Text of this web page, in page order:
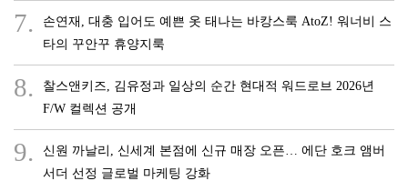
7.
손연재, 대충 입어도 예쁜 옷 태나는 바캉스룩 AtoZ! 워너비 스
타의 꾸안꾸 휴양지룩
8.
찰스앤키즈, 김유정과 일상의 순간 현대적 워드로브 2026년
F/W 컬렉션 공개
9.
신원 까날리, 신세계 본점에 신규 매장 오픈… 에단 호크 앰버
서더 선정 글로벌 마케팅 강화